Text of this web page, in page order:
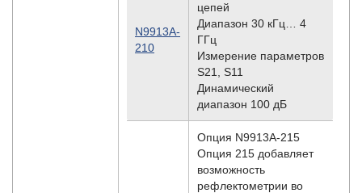
N9913A-
210
цепей
Диапазон 30 кГц… 4
ГГц
Измерение параметров
S21, S11
Динамический
диапазон 100 дБ
Опция N9913A-215
Опция 215 добавляет
возможность
рефлектометрии во